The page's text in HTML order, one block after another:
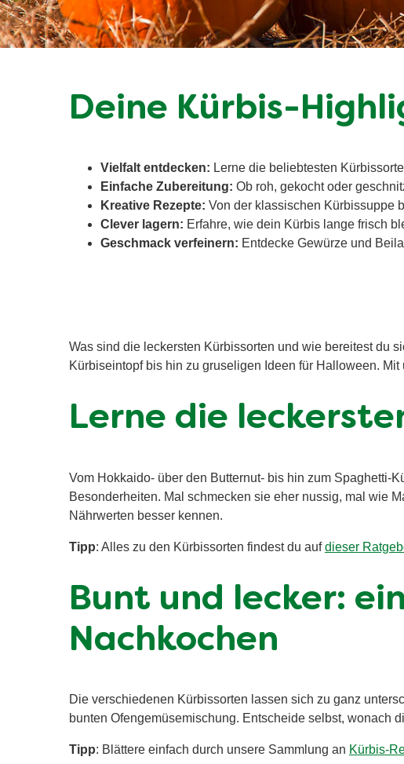
Deine Kürbis-
Vielfalt entdecken: Lerne die beliebtesten
Einfache Zubereitung: Ob roh, gekocht oder
Kreative Rezepte: Von der klassischen Kürbissuppe
Clever lagern: Erfahre, wie dein Kürbis lange frisch
Geschmack verfeinern: Entdecke Gewürze und
Was sind die leckersten Kürbissorten und wie bereitest du
Kürbiseintopf bis hin zu gruseligen Ideen für Halloween. Mit
Lerne die
Vom Hokkaido- über den Butternut- bis hin zum Spaghetti-
Besonderheiten. Mal schmecken sie eher nussig, mal wie
Nährwerten besser kennen.
Tipp: Alles zu den Kürbissorten findest du aufdieser
Bunt und lecker:
Nachkochen
Die verschiedenen Kürbissorten lassen sich zu ganz
bunten Ofengemüsemischung. Entscheide selbst, wonach
Tipp: Blättere einfach durch unsere Sammlung an Kürbis-